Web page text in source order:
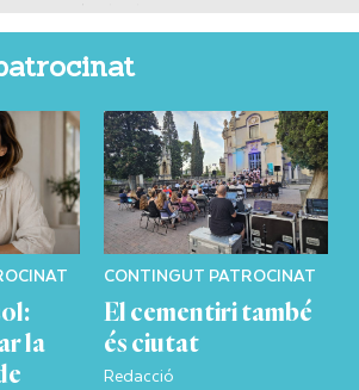
la
CONTINGUT PATROCINAT
El cementiri també
és ciutat
Redacció